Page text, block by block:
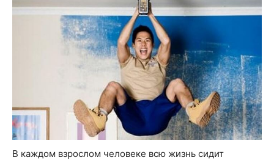
В каждом взрослом человеке всю жизнь сидит